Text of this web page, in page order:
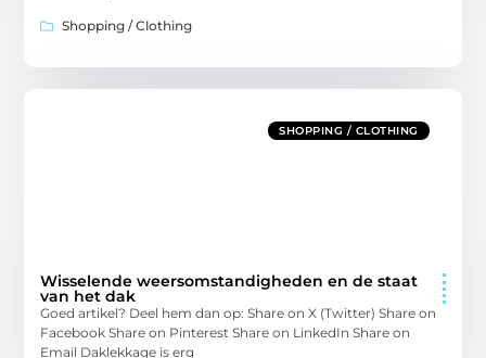
Shopping / Clothing
SHOPPING / CLOTHING
Wisselende weersomstandigheden en de staat
van het dak
Goed artikel? Deel hem dan op: Share on X (Twitter) Share on
Facebook Share on Pinterest Share on LinkedIn Share on
Email Daklekkage is erg